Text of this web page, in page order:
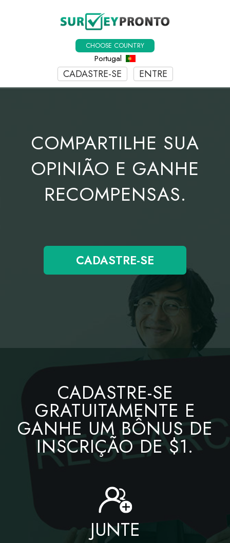
CHOOSE COUNTRY
Portugal
CADASTRE-SE ENTRE
COMPARTILHE SUA
OPINIÃO E GANHE
RECOMPENSAS.
CADASTRE-SE
CADASTRE-SE
GRATUITAMENTE E
GANHE UM BÔNUS DE
INSCRIÇÃO DE $1.
JUNTE